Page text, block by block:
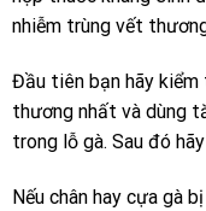
nhiễm trùng vết
Đầu tiên bạn hãy
thương nhất và dùng
trong lỗ gà. Sau đó
Nếu chân hay cựa gà